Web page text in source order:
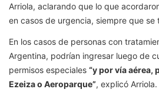
Arriola, aclarando que lo que
en casos de urgencia, siempre que se
En los casos de personas con
Argentina, podrían ingresar luego de
permisos especiales “y por vía aérea,
Ezeiza o Aeroparque”, explicó Arriola.